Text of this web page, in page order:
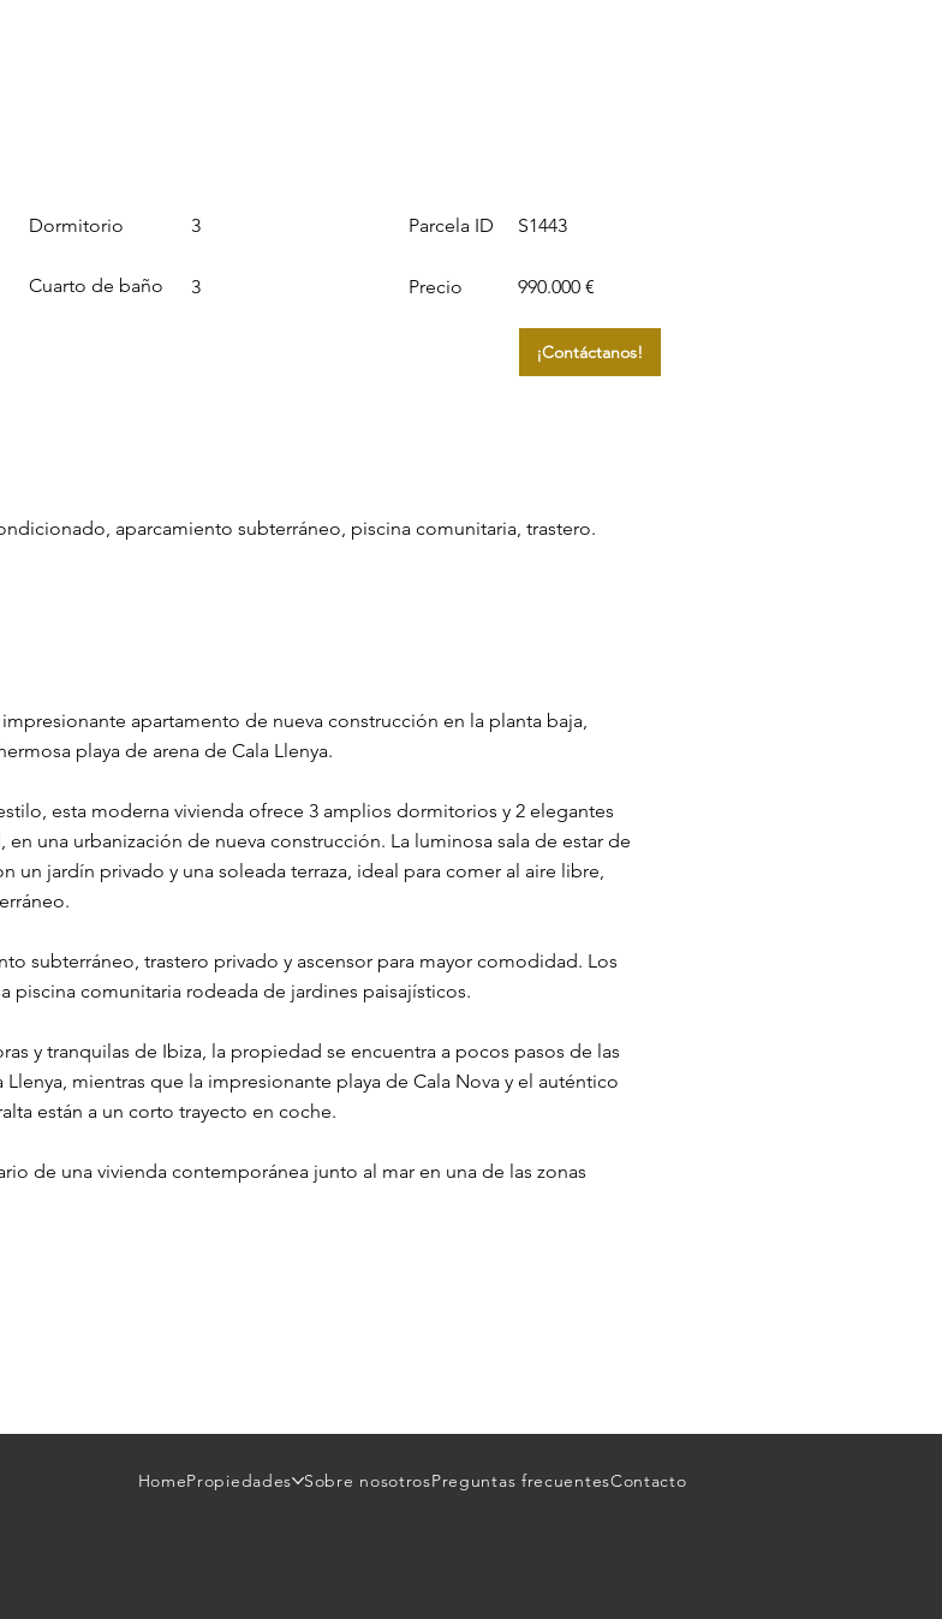
Dormitorio
Cuarto de baño
3
3
Parcela ID
Precio
S1443
990.000 €
¡Contáctanos!
aparcamiento subterráneo, piscina comunitaria, trastero.
apartamento de nueva construcción en la planta baja,
playa de arena de Cala Llenya.
esta moderna vivienda ofrece 3 amplios dormitorios y 2 elegantes
una urbanización de nueva construcción. La luminosa sala de estar de
un jardín privado y una soleada terraza, ideal para comer al aire libre,
subterráneo, trastero privado y ascensor para mayor comodidad. Los
piscina comunitaria rodeada de jardines paisajísticos.
y tranquilas de Ibiza, la propiedad se encuentra a pocos pasos de las
Llenya, mientras que la impresionante playa de Cala Nova y el auténtico
están a un corto trayecto en coche.
de una vivienda contemporánea junto al mar en una de las zonas
HomePropiedades Sobre nosotrosPreguntas frecuentesContacto